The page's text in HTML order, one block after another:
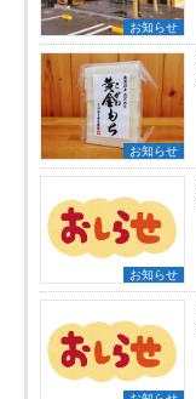
お知らせ
お知らせ
お知らせ